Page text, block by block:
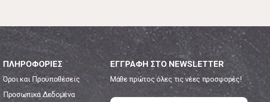
ΠΛΗΡΟΦΟΡΙΕΣ
Όροι και Προϋποθέσεις
Προσωπικά Δεδομένα
ΕΓΓΡΑΦΗ ΣΤΟ NEWSLETTER
Μάθε πρώτος όλες τις νέες προσφορές!